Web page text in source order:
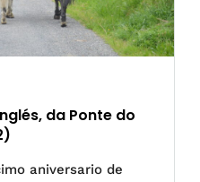
da Ponte do
aniversario de